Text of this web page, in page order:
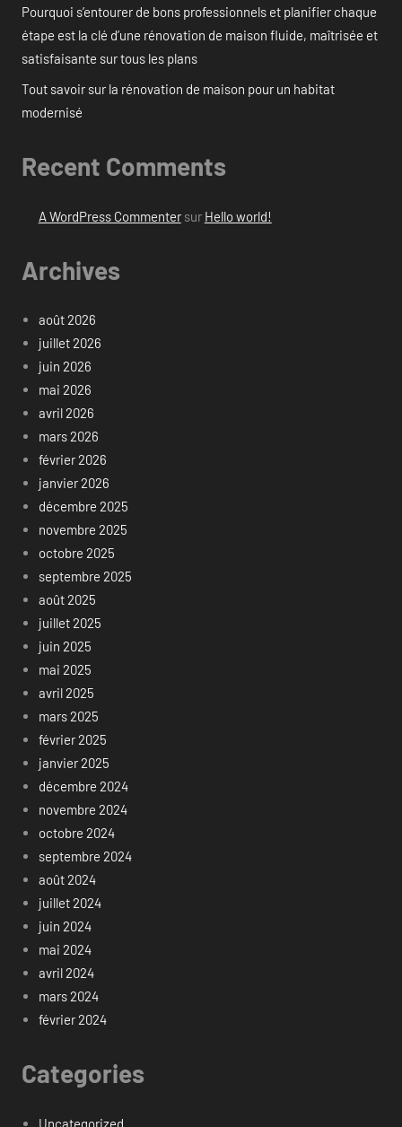
Pourquoi s’entourer de bons professionnels et planifier chaque
étape est la clé d’une rénovation de maison fluide, maîtrisée et
satisfaisante sur tous les plans
Tout savoir sur la rénovation de maison pour un habitat
modernisé
Recent Comments
A WordPress Commentersur Hello world!
Archives
août 2026
juillet 2026
juin 2026
mai 2026
avril 2026
mars 2026
février 2026
janvier 2026
décembre 2025
novembre 2025
octobre 2025
septembre 2025
août 2025
juillet 2025
juin 2025
mai 2025
avril 2025
mars 2025
février 2025
janvier 2025
décembre 2024
novembre 2024
octobre 2024
septembre 2024
août 2024
juillet 2024
juin 2024
mai 2024
avril 2024
mars 2024
février 2024
Categories
Uncategorized